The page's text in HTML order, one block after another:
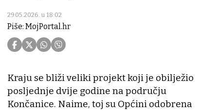
29.05.2026. u 18:02
Piše: MojPortal.hr
Kraju se bliži veliki projekt koji je obilježio
posljednje dvije godine na području
Končanice. Naime, toj su Općini odobrena